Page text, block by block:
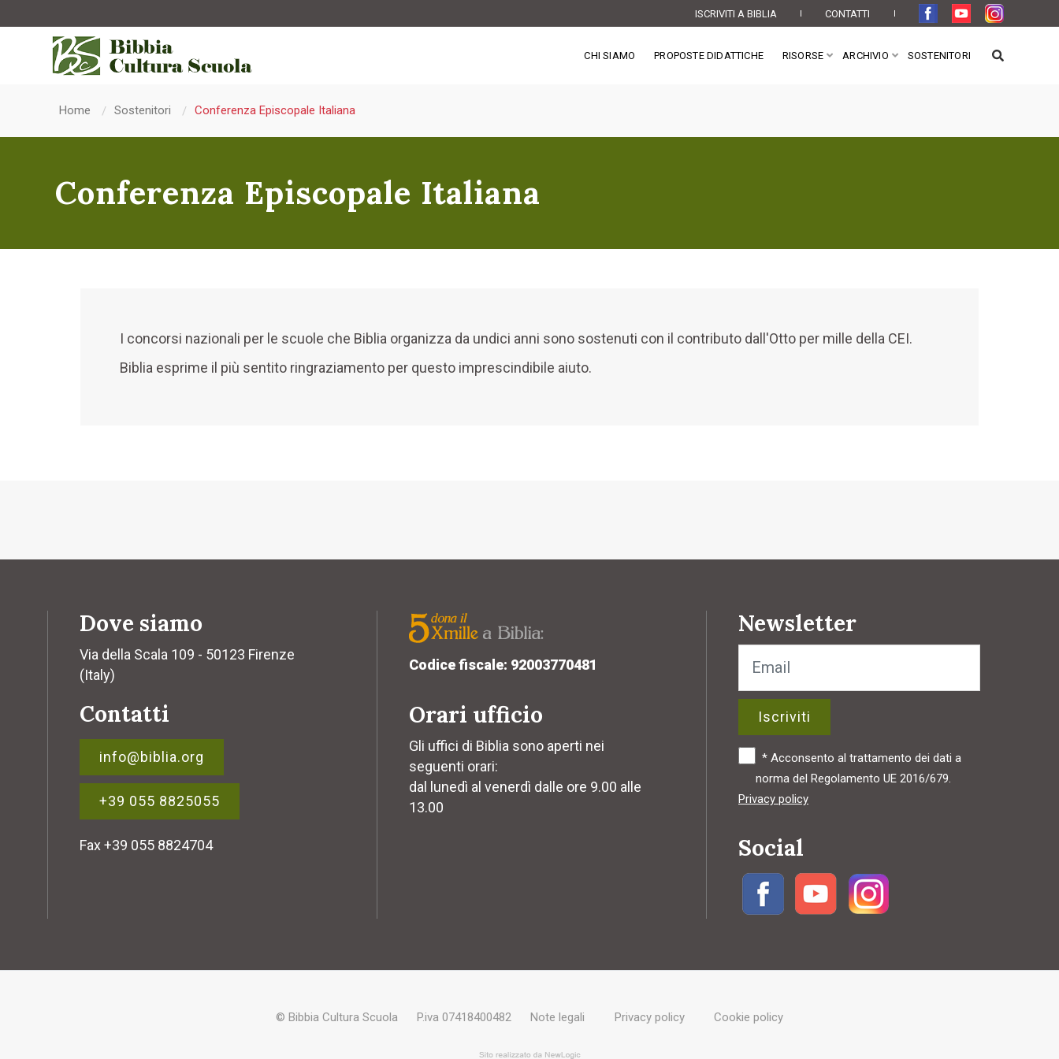
ISCRIVITI A BIBLIA CONTATTI
CHI SIAMO PROPOSTE DIDATTICHE RISORSE ARCHIVIO SOSTENITORI
Home Sostenitori Conferenza Episcopale Italiana
Conferenza Episcopale Italiana
I concorsi nazionali per le scuole che Biblia organizza da undici anni sono sostenuti con il contributo dall'Otto per mille della CEI.
Biblia esprime il più sentito ringraziamento per questo imprescindibile aiuto.
Dove siamo
Via della Scala 109 - 50123 Firenze
(Italy)
Contatti
info@biblia.org
+39 055 8825055
Fax +39 055 8824704
Codice fiscale: 92003770481
Orari ufficio
Gli uffici di Biblia sono aperti nei
seguenti orari:
dal lunedì al venerdì dalle ore 9.00 alle
13.00
Newsletter
Iscriviti
* Acconsento al trattamento dei dati a
norma del Regolamento UE 2016/679.
Privacy policy
Social
© Bibbia Cultura Scuola P.iva 07418400482 Note legali Privacy policy Cookie policy